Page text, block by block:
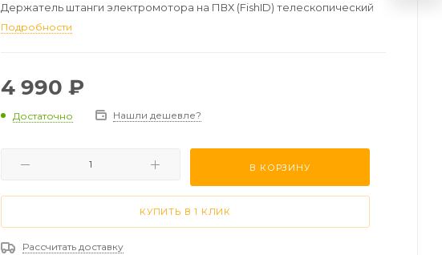
Держатель штанги электромотора на ПВХ (FishID) телескопический
Подробности
4 990 ₽
Достаточно Нашли дешевле?
В КОРЗИНУ
КУПИТЬ В 1 КЛИК
Рассчитать доставку